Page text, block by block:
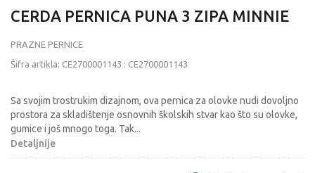
CERDA PERNICA PUNA 3 ZIPA MINNIE
PRAZNE PERNICE
Šifra artikla: CE2700001143 : CE2700001143
Sa svojim trostrukim dizajnom, ova pernica za olovke nudi dovoljno
prostora za skladištenje osnovnih školskih stvar kao što su olovke,
gumice i još mnogo toga. Tak...
Detaljnije